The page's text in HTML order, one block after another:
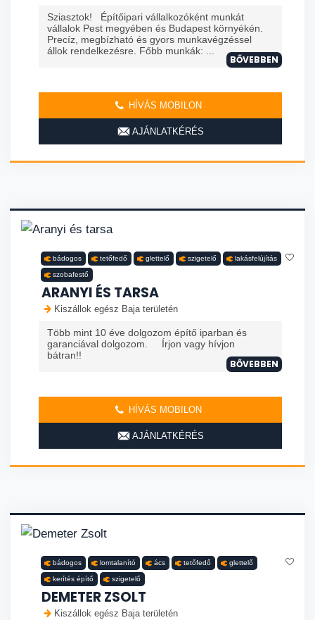
Sziasztok! Építőipari vállalkozóként munkát
vállalok Pest megyében és Budapest környékén.
Precíz, megbízható és gyors munkavégzéssel
állok rendelkezésre. Főbb munkák: ...
BŐVEBBEN
HÍVÁS MOBILON
AJÁNLATKÉRÉS
bádogos tetőfedő glettelő szigetelő lakásfelújítás
szobafestő
ARANYI ÉS TARSA
Kiszállok egész Baja területén
Több mint 10 éve dolgozom építő iparban és
garanciával dolgozom. Írjon vagy hívjon
bátran!!
BŐVEBBEN
HÍVÁS MOBILON
AJÁNLATKÉRÉS
bádogos lomtalanító ács tetőfedő glettelő
kerítés építő szigetelő
DEMETER ZSOLT
Kiszállok egész Baja területén